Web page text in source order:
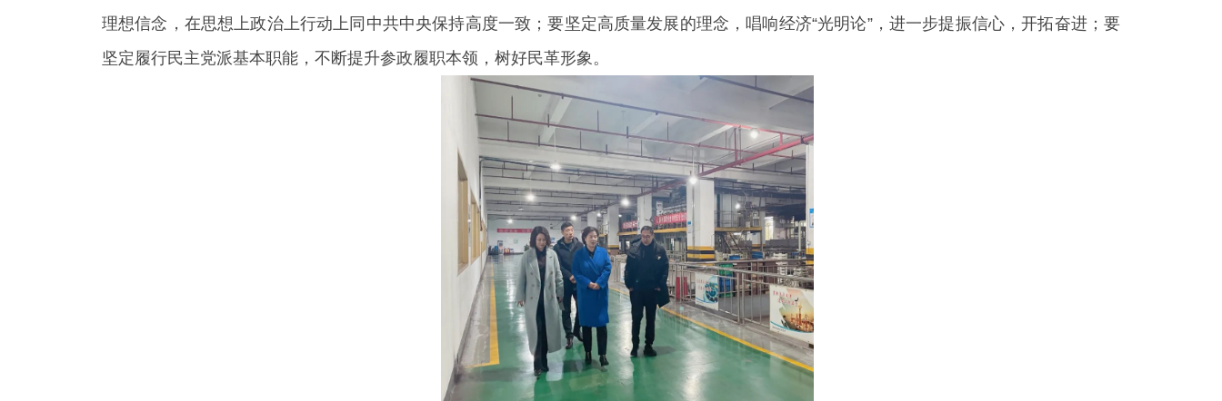
理想信念，在思想上政治上行动上同中共中央保持高度一致；要坚定高质量发展的理念，唱响经济“光明论”，进一步提振信心，开拓奋进；要
坚定履行民主党派基本职能，不断提升参政履职本领，树好民革形象。